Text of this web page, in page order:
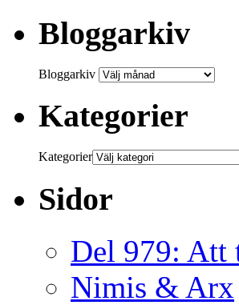
Bloggarkiv
Bloggarkiv
Kategorier
Kategorier
Sidor
Del 979: Att
Nimis & Arx